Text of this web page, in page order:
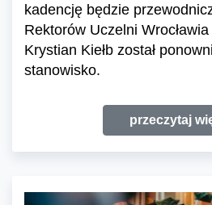
kadencję będzie
Rektorów Uczelni
Krystian Kiełb został
stanowisko.
przeczytaj